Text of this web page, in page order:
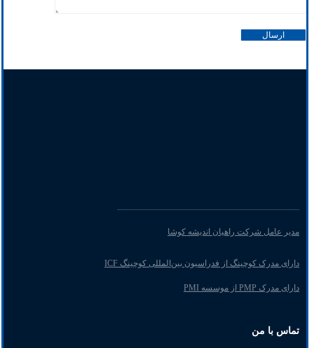
مدیر عامل شرکت راهیان اندیشه کوشا
دارای مدرک کوچینگ از فدراسیون بین‌المللی کوچینگ ICF
دارای مدرک PMP از موسسه PMI
تماس با من